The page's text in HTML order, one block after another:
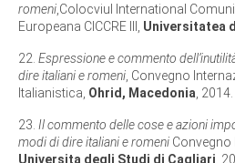
romeni ,Colocviul International
Europeana CICCRE III, Universitatea
22. Espressione e commento
dire italiani e romeni , Convegno
Italianistica, Ohrid, Macedonia , 2014.
23. Il commento delle cose e azioni
modi di dire italiani e romeni Convegno
Universita degli Studi di Cagliari ,